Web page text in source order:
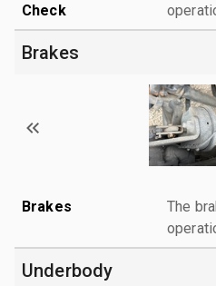
Check
Brakes
Brakes
The
Underbody